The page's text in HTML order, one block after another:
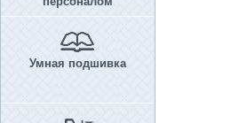
Умная подшивка